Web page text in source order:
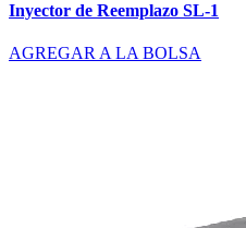
Inyector de Reemplazo SL-1
AGREGAR A LA BOLSA